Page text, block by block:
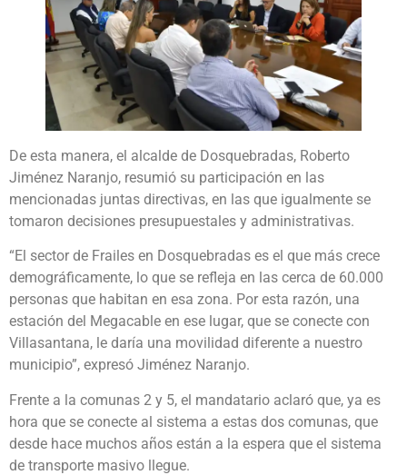
De esta manera, el alcalde de Dosquebradas, Roberto
Jiménez Naranjo, resumió su participación en las
mencionadas juntas directivas, en las que igualmente se
tomaron decisiones presupuestales y administrativas.
“El sector de Frailes en Dosquebradas es el que más crece
demográficamente, lo que se refleja en las cerca de 60.000
personas que habitan en esa zona. Por esta razón, una
estación del Megacable en ese lugar, que se conecte con
Villasantana, le daría una movilidad diferente a nuestro
municipio”, expresó Jiménez Naranjo.
Frente a la comunas 2 y 5, el mandatario aclaró que, ya es
hora que se conecte al sistema a estas dos comunas, que
desde hace muchos años están a la espera que el sistema
de transporte masivo llegue.